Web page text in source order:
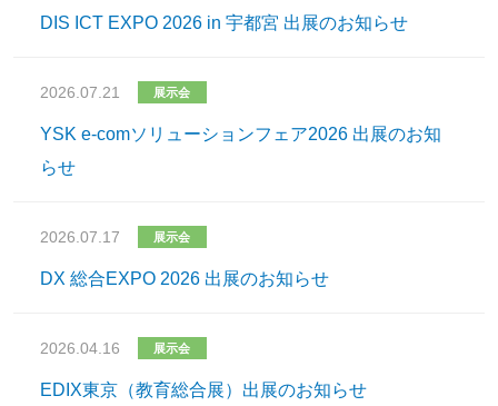
DIS ICT EXPO 2026 in 宇都宮 出展のお知らせ
2026.07.21 展示会
YSK e-comソリューションフェア2026 出展のお知
らせ
2026.07.17 展示会
DX 総合EXPO 2026 出展のお知らせ
2026.04.16 展示会
EDIX東京（教育総合展）出展のお知らせ